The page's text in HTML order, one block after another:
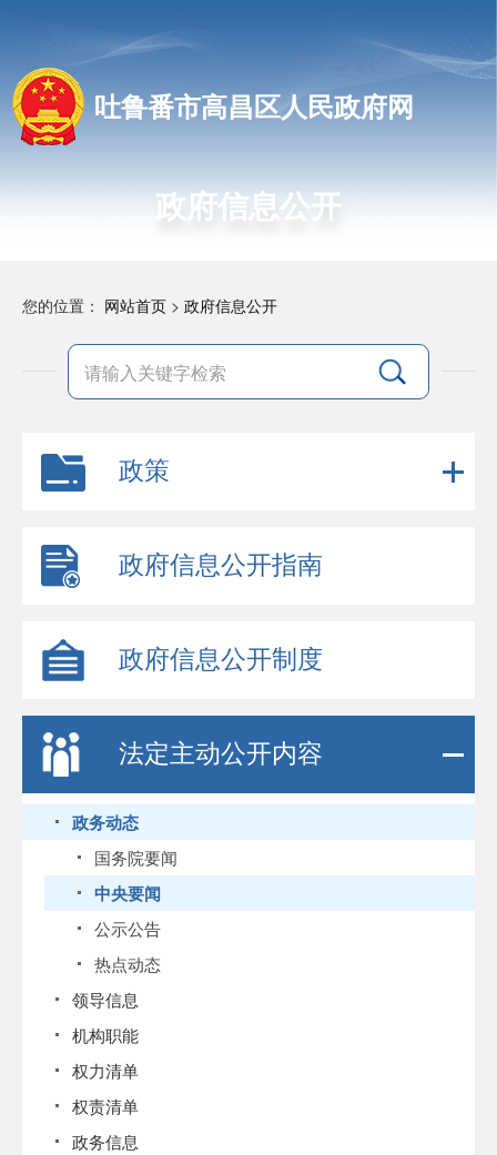
吐鲁番市高昌区人民政府网
政府信息公开
您的位置： 网站首页 > 政府信息公开
政策
政府信息公开指南
政府信息公开制度
法定主动公开内容
政务动态
国务院要闻
中央要闻
公示公告
热点动态
领导信息
机构职能
权力清单
权责清单
政务信息